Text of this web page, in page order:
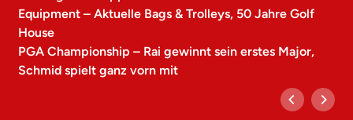
Equipment – Aktuelle Bags & Trolleys, 50 Jahre Golf
House
PGA Championship – Rai gewinnt sein erstes Major,
Schmid spielt ganz vorn mit